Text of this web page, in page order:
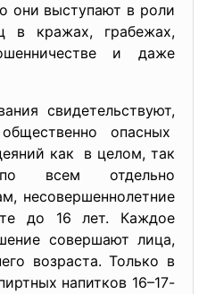
они выступают в роли
в кражах, грабежах,
и даже
свидетельствуют,
опасных
как в целом, так
всем отдельно
несовершеннолетние
до 16 лет. Каждое
совершают лица,
возраста. Только в
напитков 16–17-